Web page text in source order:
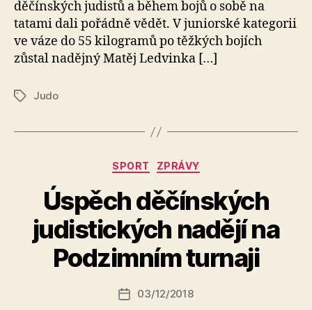
děčínských judistů a během bojů o sobě na
tatami dali pořádně vědět. V juniorské kategorii
ve váze do 55 kilogramů po těžkých bojích
zůstal nadějný Matěj Ledvinka […]
ŠtítkyJudo
Rubriky
SPORT ZPRÁVY
Úspěch děčínských
judistických nadějí na
Podzimním turnaji
Autor
příspěvku
u
a
Datum
03/12/2018